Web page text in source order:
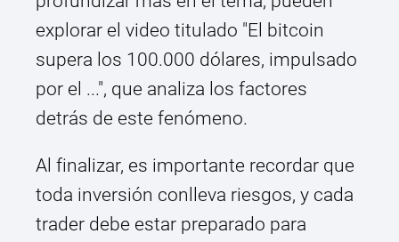
explorar el video titulado "El bitcoin
supera los 100.000 dólares, impulsado
por el ...", que analiza los factores
detrás de este fenómeno.
Al finalizar, es importante recordar que
toda inversión conlleva riesgos, y cada
trader debe estar preparado para